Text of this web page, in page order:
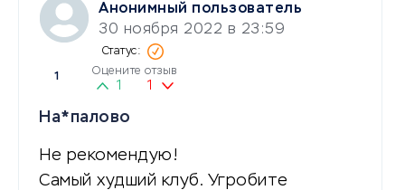
Анонимный пользователь
30 ноября 2022 в 23:59
1 Оцените отзыв
1 1
На*палово
Не рекомендую!
Самый худший клуб. Угробите